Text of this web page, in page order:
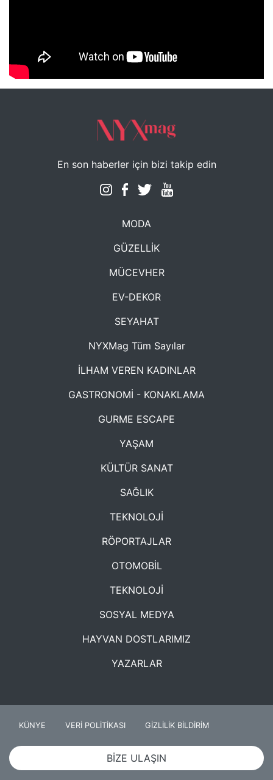
NYXmag 2. Yaş Kutlama Etkinliği
En son haberler için bizi takip edin
MODA
GÜZELLİK
MÜCEVHER
EV-DEKOR
SEYAHAT
NYXMag Tüm Sayılar
İLHAM VEREN KADINLAR
GASTRONOMİ - KONAKLAMA
GURME ESCAPE
YAŞAM
KÜLTÜR SANAT
SAĞLIK
TEKNOLOJİ
RÖPORTAJLAR
OTOMOBİL
TEKNOLOJİ
SOSYAL MEDYA
HAYVAN DOSTLARIMIZ
YAZARLAR
KÜNYE VERİ POLİTİKASI GİZLİLİK BİLDİRİM
BİZE ULAŞIN